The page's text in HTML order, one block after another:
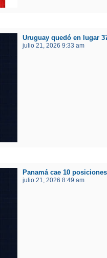
Uruguay quedó en lugar
julio 21, 2026 9:33 am
Panamá cae 10
julio 21, 2026 8:49 am